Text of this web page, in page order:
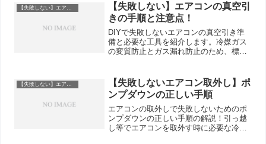
【失敗しない】エアコンの真空引
きの手順と注意点！
DIYで失敗しないエアコンの真空引き準
備と必要な工具を紹介します。冷媒ガス
の変質防止とガス漏れ防止のため、標準
大切です。
【失敗しない】エアコン室外機の取り付け手順と重要なポイント
【失敗しないエアコン取外し】ポ
ンプダウンの正しい手順
エアコンの取外しで失敗しないためのポ
ンプダウンの正しい手順の解説！引っ越
し等でエアコンを取外す時に必要な冷媒